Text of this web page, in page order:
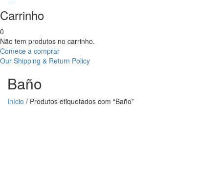
Carrinho
0
Não tem produtos no carrinho.
Comece a comprar
Our Shipping & Return Policy
Baño
Início / Produtos etiquetados com “Baño”